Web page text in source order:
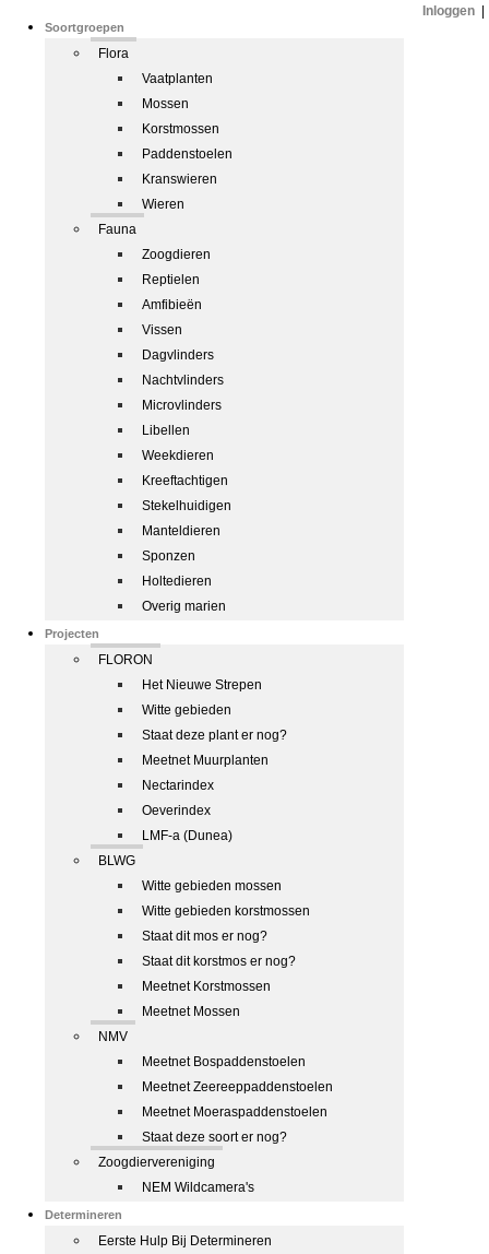
Soortgroepen
Flora
Vaatplanten
Mossen
Korstmossen
Paddenstoelen
Kranswieren
Wieren
Fauna
Zoogdieren
Reptielen
Amfibieën
Vissen
Dagvlinders
Nachtvlinders
Microvlinders
Libellen
Weekdieren
Kreeftachtigen
Stekelhuidigen
Manteldieren
Sponzen
Holtedieren
Overig marien
Projecten
FLORON
Het Nieuwe Strepen
Witte gebieden
Staat deze plant er nog?
Meetnet Muurplanten
Nectarindex
Oeverindex
LMF-a (Dunea)
BLWG
Witte gebieden mossen
Witte gebieden korstmossen
Staat dit mos er nog?
Staat dit korstmos er nog?
Meetnet Korstmossen
Meetnet Mossen
NMV
Meetnet Bospaddenstoelen
Meetnet Zeereeppaddenstoelen
Meetnet Moeraspaddenstoelen
Staat deze soort er nog?
Zoogdiervereniging
NEM Wildcamera's
Determineren
Eerste Hulp Bij Determineren
Inloggen